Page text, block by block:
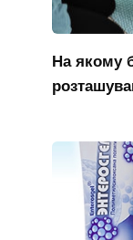
На якому